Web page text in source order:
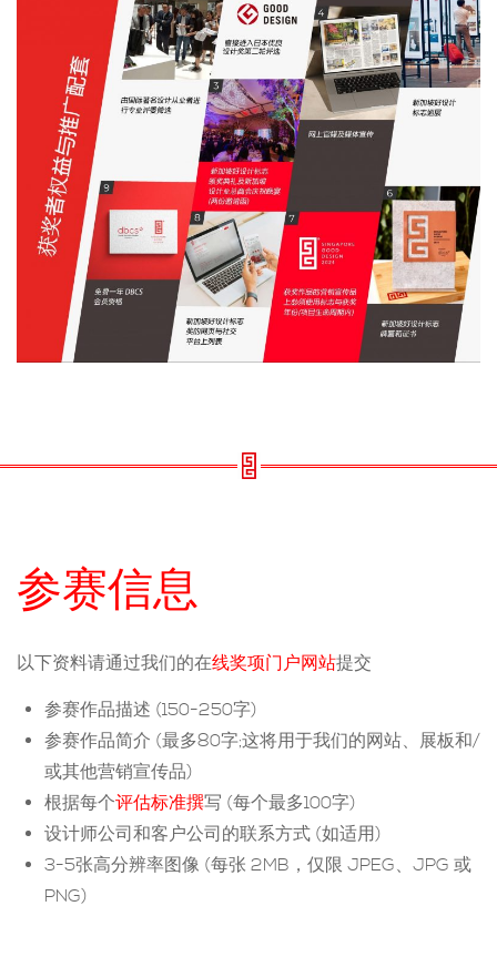
参赛信息
以下资料请通过我们的在线奖项门户网站提交
参赛作品描述 (150-250字)
参赛作品简介 (最多80字;这将用于我们的网站、展板和/
或其他营销宣传品)
根据每个评估标准撰写 (每个最多100字)
设计师公司和客户公司的联系方式 (如适用)
3-5张高分辨率图像 (每张 2MB，仅限 JPEG、JPG 或
PNG)